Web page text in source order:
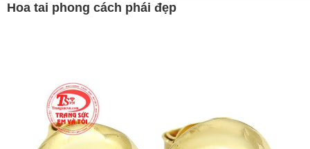
Hoa tai phong cách phái đẹp